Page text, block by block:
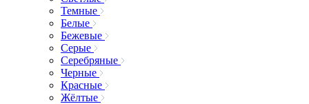
Темные
Белые
Бежевые
Серые
Серебряные
Черные
Красные
Жёлтые